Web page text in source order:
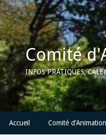
Skip
to
content
Comité
INFOS PRATIQUES,
Accueil Comité d’Animation